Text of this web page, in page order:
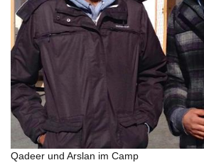
Qadeer und Arslan im Camp